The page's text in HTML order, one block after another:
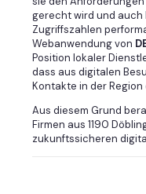
gerecht wird und auch
Zugriffszahlen
Webanwendung von
Position lokaler
dass aus digitalen
Kontakte in der
Aus diesem Grund
Firmen aus 1190
zukunftssicheren